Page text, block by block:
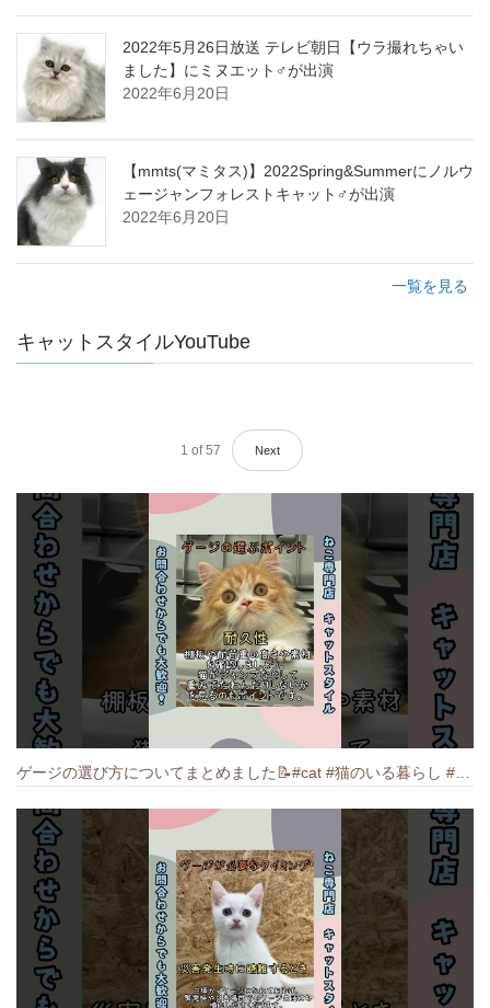
2022年5月26日放送 テレビ朝日【ウラ撮れちゃい
ました】にミヌエット♂が出演
2022年6月20日
【mmts(マミタス)】2022Spring&Summerにノルウ
ェージャンフォレストキャット♂が出演
2022年6月20日
一覧を見る
キャットスタイルYouTube
1 of 57 Next
ゲージの選び方についてまとめました️📝#cat #猫のいる暮らし #ねこ #キャット #munchkin